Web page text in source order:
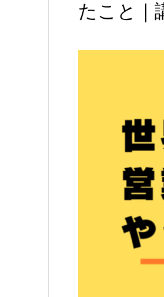
たこと｜